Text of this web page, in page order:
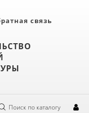
связь
Поиск по каталогу